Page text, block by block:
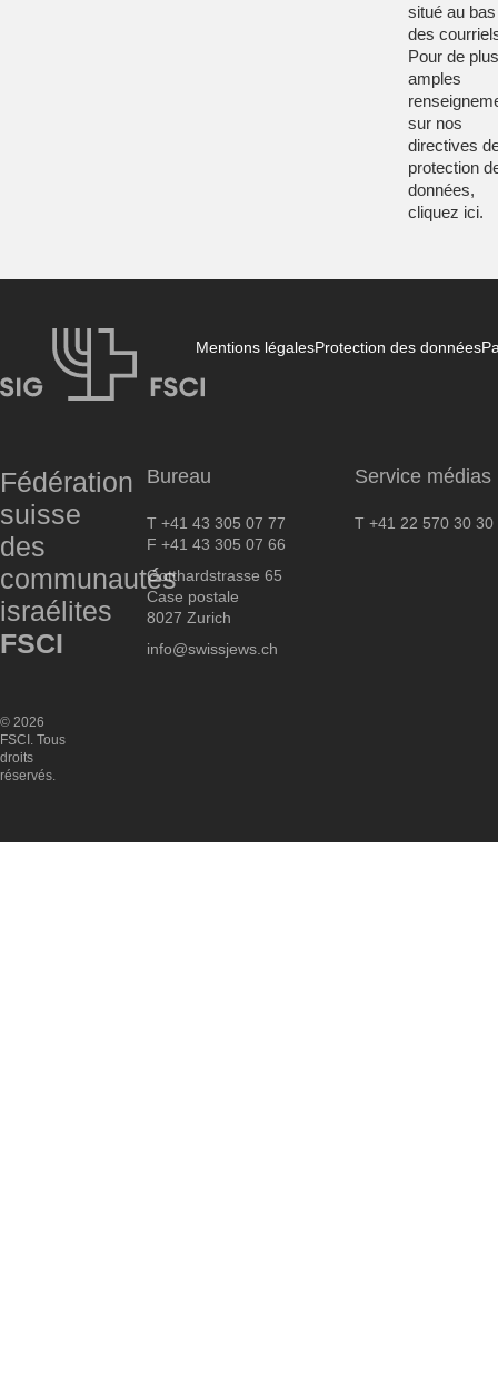
situé au bas
des
Pour de plus
amples
sur nos
directives
protection
données,
cliquez ici.
Mentions légalesProtection des données
Fédération
suisse
des
communautés
israélites
FSCI
Bureau
T +41 43 305 07 77
F +41 43 305 07 66
Gotthardstrasse 65
Case postale
8027 Zurich
info@swissjews.ch
Service médias
T +41 22 570 30 30
© 2026
FSCI. Tous
droits
réservés.